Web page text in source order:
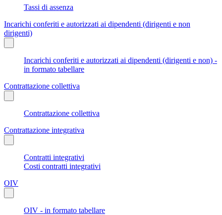
Tassi di assenza
Incarichi conferiti e autorizzati ai dipendenti (dirigenti e non
dirigenti)
Incarichi conferiti e autorizzati ai dipendenti (dirigenti e non) -
in formato tabellare
Contrattazione collettiva
Contrattazione collettiva
Contrattazione integrativa
Contratti integrativi
Costi contratti integrativi
OIV
OIV - in formato tabellare